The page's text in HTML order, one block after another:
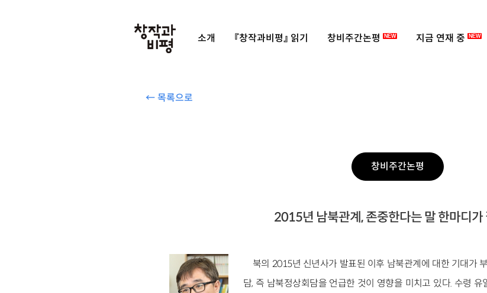
소개 『창작과비평』 읽기 창비주간논평 NEW 지금 연재 중 NEW
← 목록으로
창비주간논평
2015년 남북관계, 존중한다는 말 한마디가
북의 2015년 신년사가 발표된 이후 남북관계에 대한 기대가
담, 즉 남북정상회담을 언급한 것이 영향을 미치고 있다. 수령